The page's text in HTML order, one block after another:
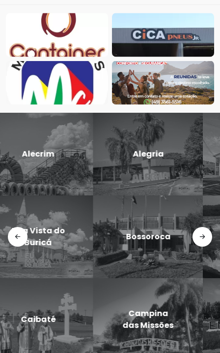
Candido
Godói
Cerro Largo
Dezesseis de
Novembro
Doutor
Maurício
Cardoso
Entre-Ijuís
Eugênio de
Castro